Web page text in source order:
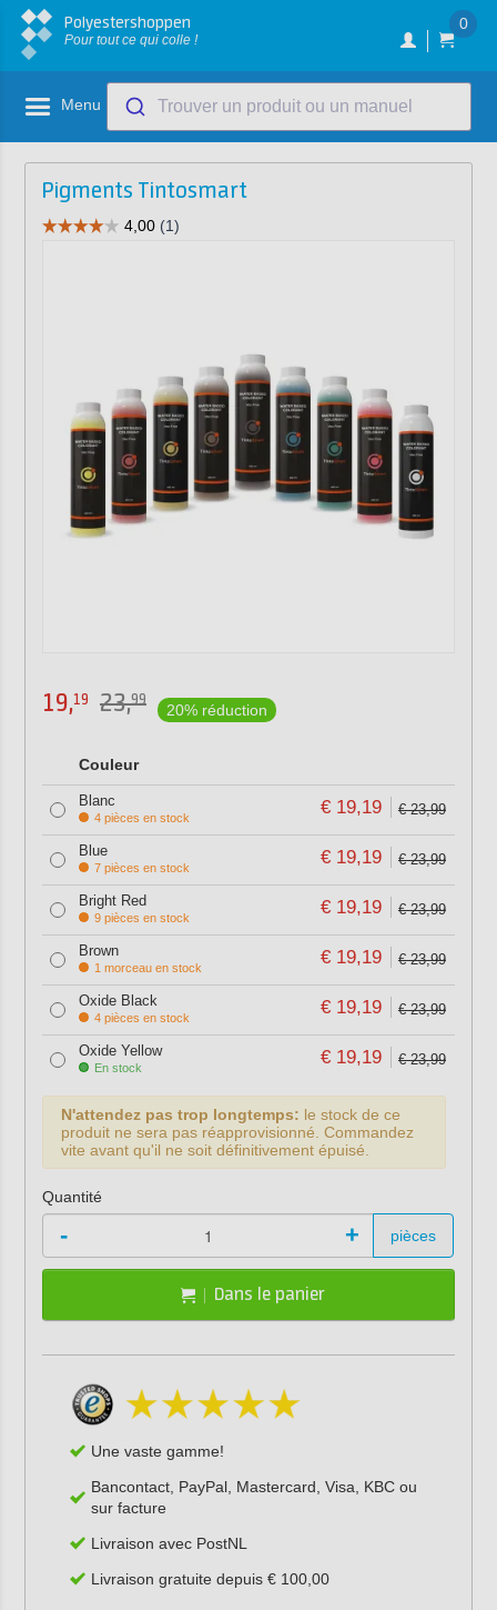
Polyestershoppen
Pour tout ce qui colle !
0
Menu Trouver un produit ou un manuel
Pigments Tintosmart
19,19 23,99
20% réduction
Couleur
Blanc
4 pièces en stock € 19,19 € 23,99
Blue
7 pièces en stock € 19,19 € 23,99
Bright Red
9 pièces en stock € 19,19 € 23,99
Brown
1 morceau en stock € 19,19 € 23,99
Oxide Black
4 pièces en stock € 19,19 € 23,99
Oxide Yellow
En stock € 19,19 € 23,99
N'attendez pas trop longtemps: le stock de ce
produit ne sera pas réapprovisionné. Commandez
vite avant qu'il ne soit définitivement épuisé.
Quantité
- + pièces
Dans le panier
Une vaste gamme!
Bancontact, PayPal, Mastercard, Visa, KBC ou
sur facture
Livraison avec PostNL
Livraison gratuite depuis € 100,00